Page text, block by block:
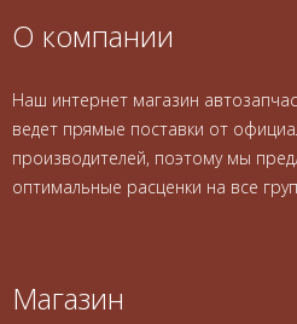
О компании
Наш интернет магазин
ведет прямые поставки от
производителей, поэтому мы
оптимальные расценки на все
Магазин